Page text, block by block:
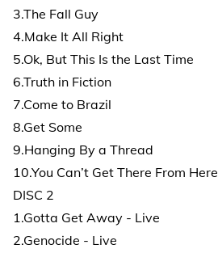
3.The Fall Guy
4.Make It All Right
5.Ok, But This Is the Last Time
6.Truth in Fiction
7.Come to Brazil
8.Get Some
9.Hanging By a Thread
10.You Can’t Get There From Here
DISC 2
1.Gotta Get Away - Live
2.Genocide - Live